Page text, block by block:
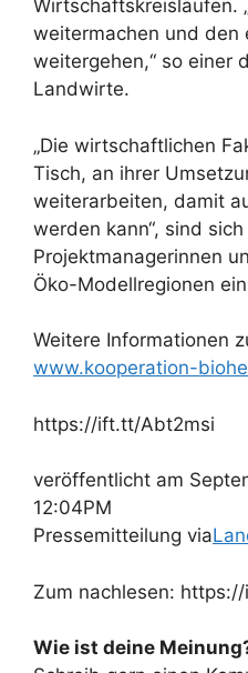
Wirtschaftskreisläufen.
weitermachen und den
weitergehen,“ so einer
Landwirte.
„Die wirtschaftlichen
Tisch, an ihrer
weiterarbeiten, damit
werden kann“, sind
Projektmanagerinnen
Öko-Modellregionen
Weitere Informationen
www.kooperation-
https://ift.tt/Abt2msi
veröffentlicht am
12:04PM
Pressemitteilung via
Zum nachlesen:
Wie ist deine